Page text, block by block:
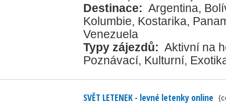
Destinace: Argentina,
Kolumbie, Kostarika,
Venezuela
Typy zájezdů: Aktivní na
Poznávací, Kulturní,
SVĚT LETENEK - levné letenky online